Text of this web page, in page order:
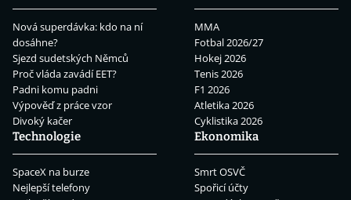
Nová superdávka: kdo na ní
dosáhne?
Sjezd sudetských Němců
Proč vláda zavádí EET?
Padni komu padni
Výpověď z práce vzor
Divoký kačer
MMA
Fotbal 2026/27
Hokej 2026
Tenis 2026
F1 2026
Atletika 2026
Cyklistika 2026
Technologie
SpaceX na burze
Nejlepší telefony
Ekonomika
Smrt OSVČ
Spořicí účty